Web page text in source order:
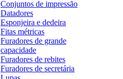
Conjuntos de impressão
Datadores
Esponjeira e dedeira
Fitas métricas
Furadores de grande
capacidade
Furadores de rebites
Furadores de secretária